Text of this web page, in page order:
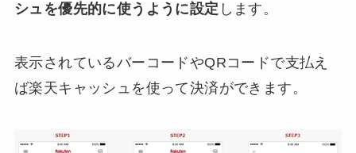
シュを優先的に使うように設定 します。
表示されているバーコードやQRコードで支払え
ば楽天キャッシュを使って決済ができます。